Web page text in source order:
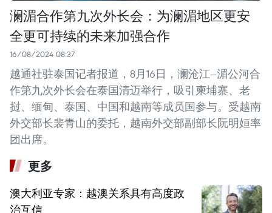
澜湄合作第九次外长会：为澜湄地区更安
全更可持续的未来加强合作
16/08/2024 08:37
越通社驻泰国记者报道，8月16日，澜沧江—湄公河合
作第九次外长会在泰国清迈举行，吸引柬埔寨、老
挝、缅甸、泰国、中国和越南等成员国参与。受越南
外交部长裴青山的委托，越南外交部副部长阮明姮率
团出席。
更多
澳大利亚专家：越澳关系具有高度政
治互信